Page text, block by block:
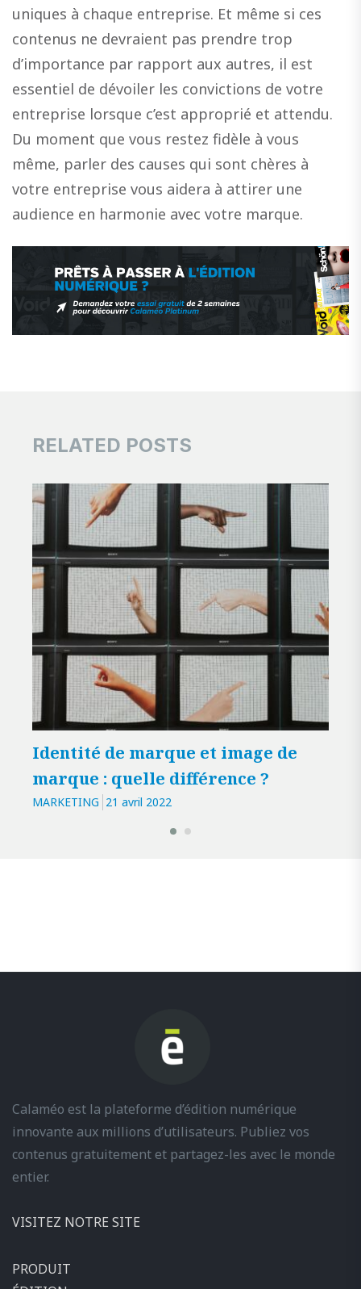
uniques à chaque entreprise. Et même si ces
contenus ne devraient pas prendre trop
d’importance par rapport aux autres, il est
essentiel de dévoiler les convictions de votre
entreprise lorsque c’est approprié et attendu.
Du moment que vous restez fidèle à vous
même, parler des causes qui sont chères à
votre entreprise vous aidera à attirer une
audience en harmonie avec votre marque.
RELATED POSTS
Identité de marque et image de
marque : quelle différence ?
MARKETING 21 avril 2022
Calaméo est la plateforme d’édition numérique
innovante aux millions d’utilisateurs. Publiez vos
contenus gratuitement et partagez-les avec le monde
entier.
VISITEZ NOTRE SITE
PRODUIT